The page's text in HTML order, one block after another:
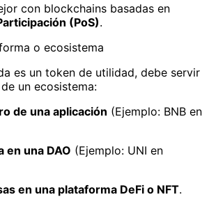
con blockchains basadas en
(PoS).
o ecosistema
es un token de utilidad, debe servir
un ecosistema:
de una aplicación (Ejemplo: BNB en
en una DAO (Ejemplo: UNI en
en una plataforma DeFi o NFT.